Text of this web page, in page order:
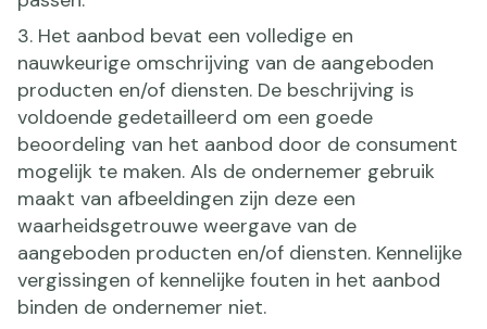
3. Het aanbod bevat een volledige en
nauwkeurige omschrijving van de aangeboden
producten en/of diensten. De beschrijving is
voldoende gedetailleerd om een goede
beoordeling van het aanbod door de consument
mogelijk te maken. Als de ondernemer gebruik
maakt van afbeeldingen zijn deze een
waarheidsgetrouwe weergave van de
aangeboden producten en/of diensten. Kennelijke
vergissingen of kennelijke fouten in het aanbod
binden de ondernemer niet.